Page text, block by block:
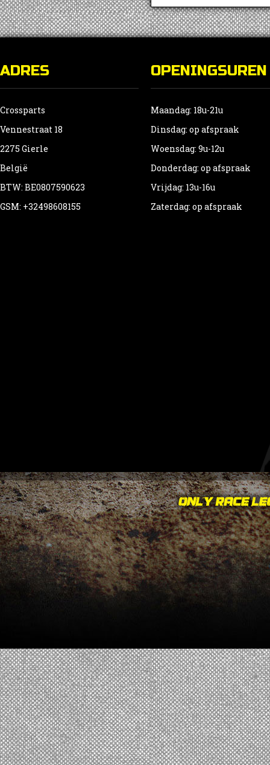
ADRES
Crossparts
Vennestraat 18
2275 Gierle
België
BTW: BE0807590623
GSM: +32498608155
OPENINGSUREN
Maandag: 18u-21u
Dinsdag: op afspraak
Woensdag: 9u-12u
Donderdag: op afspraak
Vrijdag: 13u-16u
Zaterdag: op afspraak